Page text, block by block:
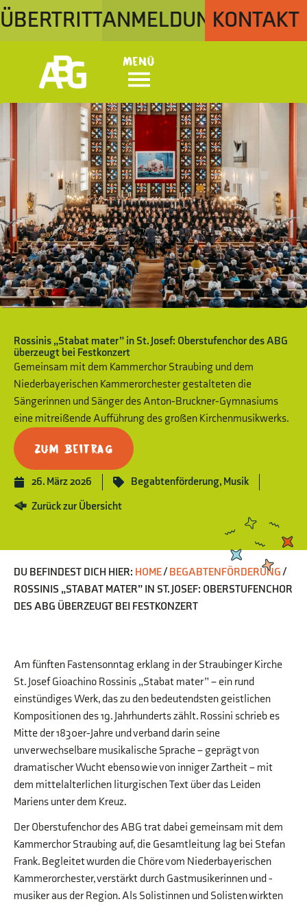
ÜBERTRITTANMELDUNGKONTAKT
Menü
Rossinis „Stabat mater” in St. Josef: Oberstufenchor des ABG
überzeugt bei Festkonzert
Gemeinsam mit dem Kammerchor Straubing und dem
Niederbayerischen Kammerorchester gestalteten die
Sängerinnen und Sänger des Anton-Bruckner-Gymnasiums
eine mitreißende Aufführung des großen Kirchenmusikwerks.
Zum Beitrag
26. März 2026 Begabtenförderung, Musik
Zurück zur Übersicht
DU BEFINDEST DICH HIER: HOME/ BEGABTENFÖRDERUNG/
ROSSINIS „STABAT MATER” IN ST. JOSEF: OBERSTUFENCHOR
DES ABG ÜBERZEUGT BEI FESTKONZERT
Am fünften Fastensonntag erklang in der Straubinger Kirche
St. Josef Gioachino Rossinis „Stabat mater” – ein rund
einstündiges Werk, das zu den bedeutendsten geistlichen
Kompositionen des 19. Jahrhunderts zählt. Rossini schrieb es
Mitte der 1830er-Jahre und verband darin seine
unverwechselbare musikalische Sprache – geprägt von
dramatischer Wucht ebenso wie von inniger Zartheit – mit
dem mittelalterlichen liturgischen Text über das Leiden
Mariens unter dem Kreuz.
Der Oberstufenchor des ABG trat dabei gemeinsam mit dem
Kammerchor Straubing auf, die Gesamtleitung lag bei Stefan
Frank. Begleitet wurden die Chöre vom Niederbayerischen
Kammerorchester, verstärkt durch Gastmusikerinnen und -
musiker aus der Region. Als Solistinnen und Solisten wirkten